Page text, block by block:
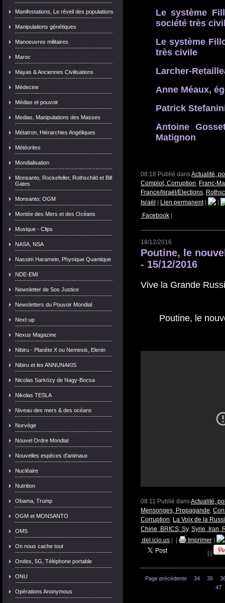
Manifestations, Le réveil des populations
Manipulations génétiques
Manoeuvres militaires
Maroc
Mayas & Anciennes Civilisations
Médecine
Médias et pouvoir
Medias, Manipulations des Masses
Métatron, Hiérarchies Angéliques
Météorites
Mondialisation
Monsanto, Rockefeller, Rothschild et Bill
Gates
Monsanto; OGM
Montée des Mers et des Océans
Musique - Clips
NASA, NSA
Nassim Haramein, Physique Quantique
NDE-EMI
Newsletter de Sos Justice
Newsletters du Pouvoir Mondial
Next-up
Nexus Magazine
Nibiru - Planète X ou Nemesis, Elenin
Nibiru et les ANNUNAKIS
Nicolas Sarközy de Nagy-Bocsa
Nikolas TESLA
Niveau des mers & des océans
Norvège
Nouvel Ordre Mondial
Nouvelles espèces d'animaux
Nucléaire
Nutrition
Obama, Trump
OGM et MONSANTO
OMS
On nous cache tout
Ondes, 5G, Téléphone portable
ONU
Opérations Anonymous
Le système
société très
Le système
très civile
Larcher-
Anne Méaux,
Patrick
Antoine
Matignon
08:18 Publié dansActualité,
Complot, Corruption, Franc-
France/Israël/Elections,
Israël
Lien permanent|
Facebook
18/12/2016
Poutine, le
- 15/12/2016
Vive la Grande
Poutine, le
08:11 Publié dansActualité,
Mensonges, Propagande,
Corruption, La Voix de la
Chine, BRICS; Sy, Syrie, Iran,
del.icio.us
Imprimer
Page précédente 34 35
47